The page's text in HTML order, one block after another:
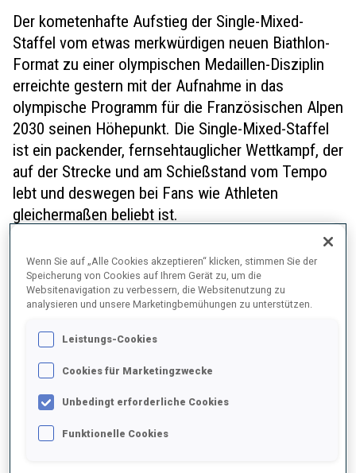
Der kometenhafte Aufstieg der Single-Mixed-
Staffel vom etwas merkwürdigen neuen Biathlon-
Format zu einer olympischen Medaillen-Disziplin
erreichte gestern mit der Aufnahme in das
olympische Programm für die Französischen Alpen
2030 seinen Höhepunkt. Die Single-Mixed-Staffel
ist ein packender, fernsehtauglicher Wettkampf, der
auf der Strecke und am Schießstand vom Tempo
lebt und deswegen bei Fans wie Athleten
gleichermaßen beliebt ist.
Wenn Sie auf „Alle Cookies akzeptieren“ klicken, stimmen Sie der
Speicherung von Cookies auf Ihrem Gerät zu, um die
Websitenavigation zu verbessern, die Websitenutzung zu
analysieren und unsere Marketingbemühungen zu unterstützen.
Leistungs-Cookies
Cookies für Marketingzwecke
Unbedingt erforderliche Cookies
Funktionelle Cookies